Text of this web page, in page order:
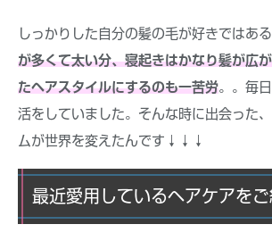
しっかりした自分の髪の毛が好きではある
が多くて太い分、寝起きはかなり髪が広
たヘアスタイルにするのも一苦労。。毎
活をしていました。そんな時に出会った
ムが世界を変えたんです↓↓↓
最近愛用しているヘアケアをご